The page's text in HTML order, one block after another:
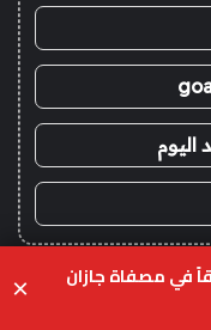
في مصفاة جازان ×